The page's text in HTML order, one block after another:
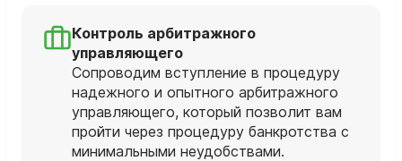
Контроль арбитражного
управляющего
Сопроводим вступление в процедуру
надежного и опытного арбитражного
управляющего, который позволит вам
пройти через процедуру банкротства с
минимальными неудобствами.